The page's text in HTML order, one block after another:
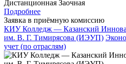
Дистанционная Заочная
Подробнее
Заявка в приёмную комиссию
КИУ Колледж — Казанский
им. В. Г. Тимирясова (ИЭУП)
учет (по отраслям)